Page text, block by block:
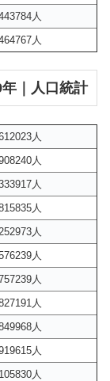
人
人
｜人口統計
人
人
人
人
人
人
人
人
人
人
人